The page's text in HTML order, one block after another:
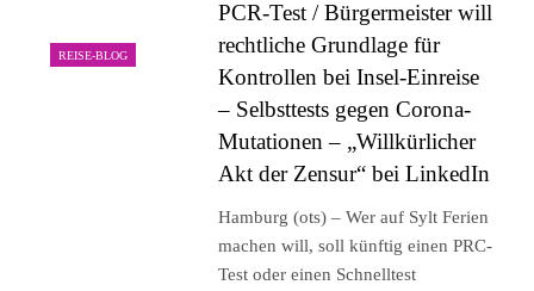
REISE-BLOG
PCR-Test / Bürgermeister will
rechtliche Grundlage für
Kontrollen bei Insel-Einreise
– Selbsttests gegen Corona-
Mutationen – „Willkürlicher
Akt der Zensur“ bei LinkedIn
Hamburg (ots) – Wer auf Sylt Ferien
machen will, soll künftig einen PRC-
Test oder einen Schnelltest